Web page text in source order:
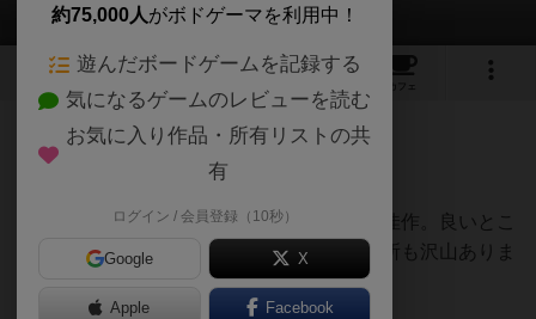
6 3
カフェ
2140名 8名 0 9ヶ月前
とても面白いです。もう少しで傑作になる佳作。良いとこ
ろは沢山ありますが、イマイチと感じる箇所も沢山ありま
約75,000人がボドゲーマを利用中！
遊んだボードゲームを記録する
気になるゲームのレビューを読む
お気に入り作品・所有リストの共
有
ログイン / 会員登録（10秒）
Google X
Apple Facebook